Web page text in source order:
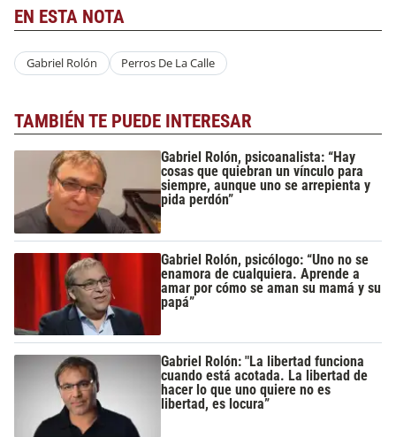
EN ESTA NOTA
Gabriel Rolón Perros De La Calle
TAMBIÉN TE PUEDE INTERESAR
Gabriel Rolón, psicoanalista: “Hay
cosas que quiebran un vínculo para
siempre, aunque uno se arrepienta y
pida perdón”
Gabriel Rolón, psicólogo: “Uno no se
enamora de cualquiera. Aprende a
amar por cómo se aman su mamá y su
papá”
Gabriel Rolón: "La libertad funciona
cuando está acotada. La libertad de
hacer lo que uno quiere no es
libertad, es locura”